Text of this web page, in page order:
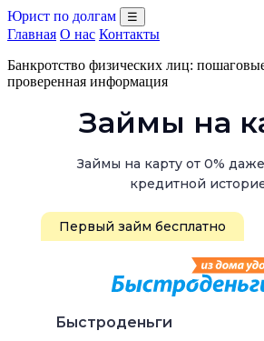
Юрист по долгам ☰
Главная О нас Контакты
Банкротство физических лиц:
проверенная информация
Займы на
Займы на карту от 0%
кредитной
Первый займ бесплатно
Быстроденьги